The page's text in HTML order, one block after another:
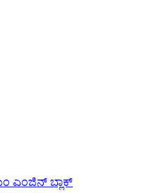
ಎಂಜಿನ್ ಬ್ಲಾಕ್